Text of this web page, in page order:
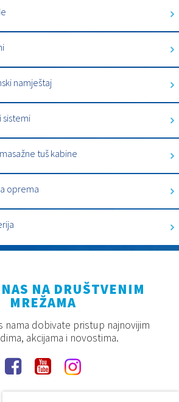
namještaj
sistemi
tuš kabine
oprema
NA DRUŠTVENIM
MREŽAMA
nama dobivate pristup najnovijim
akcijama i novostima.